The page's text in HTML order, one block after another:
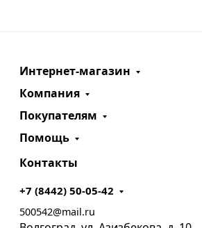
Интернет-магазин
Компания
Покупателям
Помощь
Контакты
+7 (8442) 50-05-42
500542@mail.ru